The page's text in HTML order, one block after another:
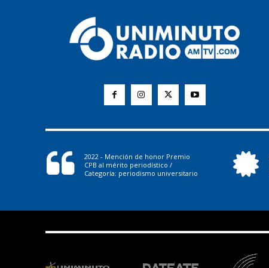
2022 - Mención de honor Premio
CPB al mérito periodístico /
Categoría: periodismo universitario